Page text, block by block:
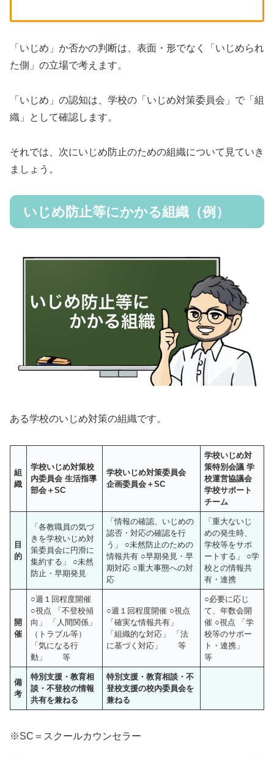
「いじめ」か否かの判断は、表面・形でなく「いじめられ
た側」の立場で考えます。
「いじめ」の認知は、学校の「いじめ対策委員会」で「組
織」として確認します。
それでは、次にいじめ防止のための組織について見ていき
ましょう。
いじめ防止等にかかる組織（例）
ある学校のいじめ対策の組織です。
組
織
学校いじめ対策校
内委員会 生活指導
部会＋SC
学校いじめ対策委員会
企画委員会＋SC
学校いじめ対
策特別会議 学
校運営協議会
学校サポート
チーム
目
的
「各教職員の気づ
きを学校いじめ対
策委員会に円滑に
集約する」 ○未然
防止・早期発見
「情報の確認、いじめの
認否・対応の確認を行
う」 ○未然防止のための
情報共有 ○早期発見・早
期対応 ○重大事態への対
応
「重大ないじ
めの発生時、
学校等をサポ
ートする」 ○学
校との情報共
有・連携
開
催
○週１回程度開催
○視点 「不登校傾
向」 「人間関係」
（トラブル等）
「気になる行
動」 等
○週１回程度開催 ○視点
「確実な情報共有」
「組織的な対応」 「法
に基づく対応」 等
○必要に応じ
て、年数会開
催 ○視点 「学
校等のサポー
ト・連携」
等
備
考
特別支援・教育相
談・不登校の情報
共有を兼ねる
特別支援・教育相談・不
登校支援の校内委員会を
兼ねる
※SC＝スクールカウンセラー